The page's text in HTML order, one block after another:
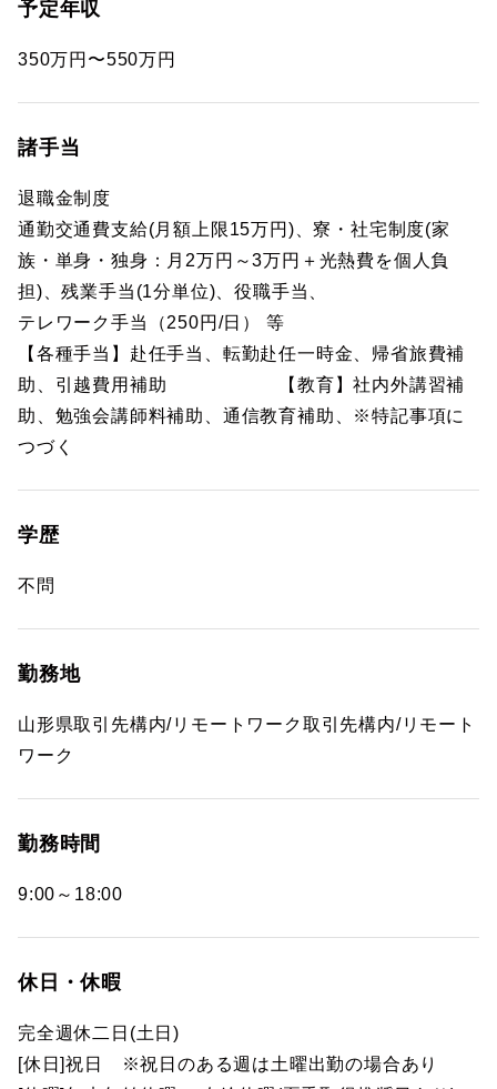
予定年収
350万円〜550万円
諸手当
退職金制度
通勤交通費支給(月額上限15万円)、寮・社宅制度(家
族・単身・独身：月2万円～3万円＋光熱費を個人負
担)、残業手当(1分単位)、役職手当、
テレワーク手当（250円/日） 等
【各種手当】赴任手当、転勤赴任一時金、帰省旅費補
助、引越費用補助 【教育】社内外講習補
助、勉強会講師料補助、通信教育補助、※特記事項に
つづく
学歴
不問
勤務地
山形県取引先構内/リモートワーク取引先構内/リモート
ワーク
勤務時間
9:00～18:00
休日・休暇
完全週休二日(土日)
[休日]祝日 ※祝日のある週は土曜出勤の場合あり